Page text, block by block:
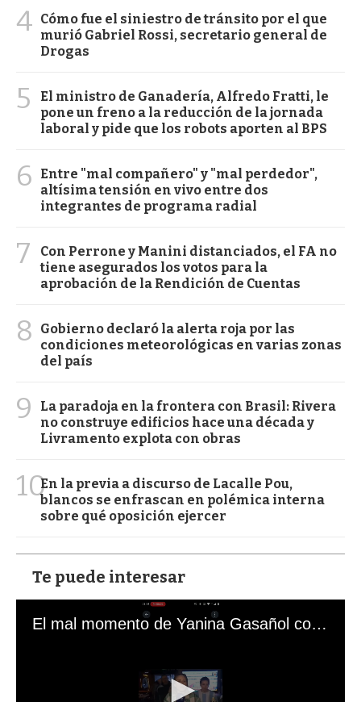
4 Cómo fue el siniestro de tránsito por el que
murió Gabriel Rossi, secretario general de
Drogas
5
El ministro de Ganadería, Alfredo Fratti, le
pone un freno a la reducción de la jornada
laboral y pide que los robots aporten al BPS
6
Entre "mal compañero" y "mal perdedor",
altísima tensión en vivo entre dos
integrantes de programa radial
7
Con Perrone y Manini distanciados, el FA no
tiene asegurados los votos para la
aprobación de la Rendición de Cuentas
8
Gobierno declaró la alerta roja por las
condiciones meteorológicas en varias zonas
del país
9
La paradoja en la frontera con Brasil: Rivera
no construye edificios hace una década y
Livramento explota con obras
10En la previa a discurso de Lacalle Pou,
blancos se enfrascan en polémica interna
sobre qué oposición ejercer
Te puede interesar
El mal momento de Yanina Gasañol con un hincha argentino en "Subrayado"